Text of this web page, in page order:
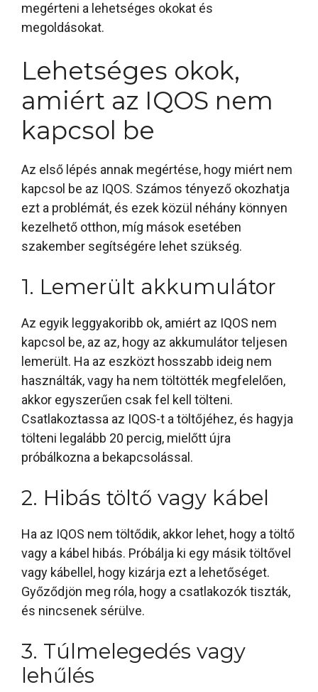
megérteni a lehetséges okokat és
megoldásokat.
Lehetséges okok,
amiért az IQOS nem
kapcsol be
Az első lépés annak megértése, hogy miért nem
kapcsol be az IQOS. Számos tényező okozhatja
ezt a problémát, és ezek közül néhány könnyen
kezelhető otthon, míg mások esetében
szakember segítségére lehet szükség.
1. Lemerült akkumulátor
Az egyik leggyakoribb ok, amiért az IQOS nem
kapcsol be, az az, hogy az akkumulátor teljesen
lemerült. Ha az eszközt hosszabb ideig nem
használták, vagy ha nem töltötték megfelelően,
akkor egyszerűen csak fel kell tölteni.
Csatlakoztassa az IQOS-t a töltőjéhez, és hagyja
tölteni legalább 20 percig, mielőtt újra
próbálkozna a bekapcsolással.
2. Hibás töltő vagy kábel
Ha az IQOS nem töltődik, akkor lehet, hogy a töltő
vagy a kábel hibás. Próbálja ki egy másik töltővel
vagy kábellel, hogy kizárja ezt a lehetőséget.
Győződjön meg róla, hogy a csatlakozók tiszták,
és nincsenek sérülve.
3. Túlmelegedés vagy
lehűlés